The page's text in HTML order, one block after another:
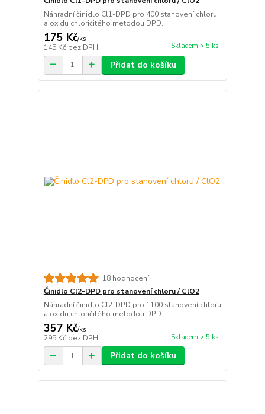
Náhradní činidlo Cl1-DPD pro 400 stanovení chloru
a oxidu chloričitého metodou DPD.
175 Kč/ks
145 Kč bez DPH Skladem > 5 ks
Přidat do košíku
18 hodnocení
Činidlo Cl2-DPD pro stanovení chloru / ClO2
Náhradní činidlo Cl2-DPD pro 1100 stanovení chloru
a oxidu chloričitého metodou DPD.
357 Kč/ks
295 Kč bez DPH Skladem > 5 ks
Přidat do košíku